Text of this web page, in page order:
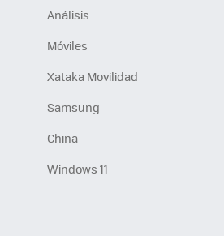
Análisis
Móviles
Xataka Movilidad
Samsung
China
Windows 11